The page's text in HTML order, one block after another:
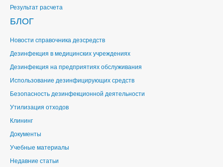
Результат расчета
БЛОГ
Новости справочника дезсредств
Дезинфекция в медицинских учреждениях
Дезинфекция на предприятиях обслуживания
Использование дезинфицирующих средств
Безопасность дезинфекционной деятельности
Утилизация отходов
Клининг
Документы
Учебные материалы
Недавние статьи